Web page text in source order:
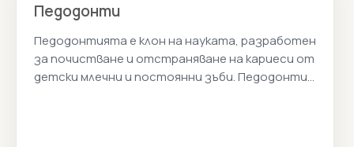
Педодонти
Педодонтията е клон на науката, разработен
за почистване и отстраняване на кариеси от
детски млечни и постоянни зъби. Педодонтия